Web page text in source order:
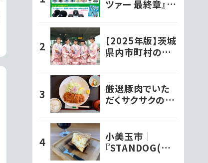
ツァー 最終章』オ
種ファミリーマー
トで発売開始!!
【2025年版】茨城
県内市町村の観
介！
厳選豚肉でいた
だくサクサクのと
かつ文久】
小美玉市｜
『STANDOG(ス